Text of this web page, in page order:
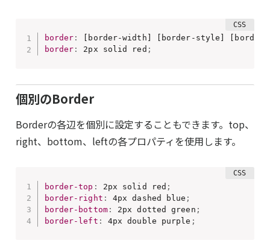
border :
[border-width] [border-style]
border : 2px solid red ;
個別のBorder
Borderの各辺を個別に設定することもできます。top、
right、bottom、leftの各プロパティを使用します。
border-top : 2px solid red ;
border-right : 4px dashed blue ;
border-bottom: 2px dotted green ;
border-left : 4px double purple ;